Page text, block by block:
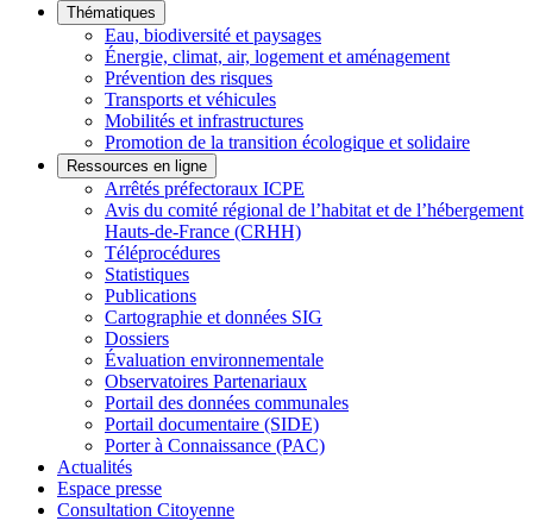
Thématiques
Eau, biodiversité et paysages
Énergie, climat, air, logement et aménagement
Prévention des risques
Transports et véhicules
Mobilités et infrastructures
Promotion de la transition écologique et solidaire
Ressources en ligne
Arrêtés préfectoraux ICPE
Avis du comité régional de l’habitat et de l’hébergement
Hauts-de-France (CRHH)
Téléprocédures
Statistiques
Publications
Cartographie et données SIG
Dossiers
Évaluation environnementale
Observatoires Partenariaux
Portail des données communales
Portail documentaire (SIDE)
Porter à Connaissance (PAC)
Actualités
Espace presse
Consultation Citoyenne